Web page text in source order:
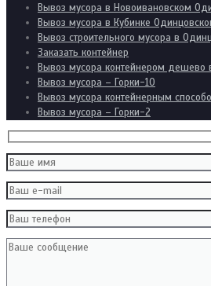
Вывоз мусора в Новоивановском
Вывоз мусора в Кубинке
Вывоз строительного мусора в
Заказать контейнер
Вывоз мусора контейнером дешево
Вывоз мусора – Горки-10
Вывоз мусора контейнерным
Вывоз мусора – Горки-2